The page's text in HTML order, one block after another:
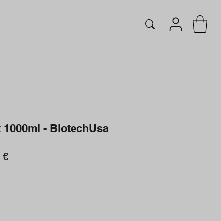
- BiotechUsa
€Prezzo